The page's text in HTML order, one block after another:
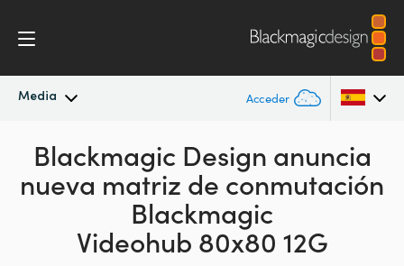
Media Acceder
Novedades
Archivo
Argentina
Australia
Blackmagic Design anuncia
nueva matriz de conmutación
Blackmagic
Videohub 80x80 12G